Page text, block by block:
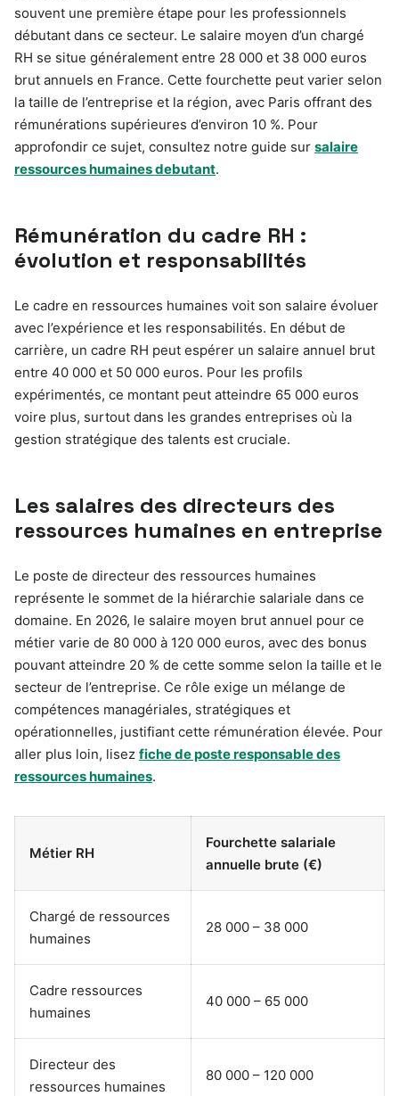
souvent une première étape pour les professionnels
débutant dans ce secteur. Le salaire moyen d’un chargé
RH se situe généralement entre 28 000 et 38 000 euros
brut annuels en France. Cette fourchette peut varier selon
la taille de l’entreprise et la région, avec Paris offrant des
rémunérations supérieures d’environ 10 %. Pour
approfondir ce sujet, consultez notre guide sur salaire
ressources humaines debutant.
Rémunération du cadre RH :
évolution et responsabilités
Le cadre en ressources humaines voit son salaire évoluer
avec l’expérience et les responsabilités. En début de
carrière, un cadre RH peut espérer un salaire annuel brut
entre 40 000 et 50 000 euros. Pour les profils
expérimentés, ce montant peut atteindre 65 000 euros
voire plus, surtout dans les grandes entreprises où la
gestion stratégique des talents est cruciale.
Les salaires des directeurs des
ressources humaines en entreprise
Le poste de directeur des ressources humaines
représente le sommet de la hiérarchie salariale dans ce
domaine. En 2026, le salaire moyen brut annuel pour ce
métier varie de 80 000 à 120 000 euros, avec des bonus
pouvant atteindre 20 % de cette somme selon la taille et le
secteur de l’entreprise. Ce rôle exige un mélange de
compétences managériales, stratégiques et
opérationnelles, justifiant cette rémunération élevée. Pour
aller plus loin, lisez fiche de poste responsable des
ressources humaines.
Métier RH
Fourchette salariale
annuelle brute (€)
Chargé de ressources
humaines
28 000 – 38 000
Cadre ressources
humaines
40 000 – 65 000
Directeur des
ressources humaines
80 000 – 120 000